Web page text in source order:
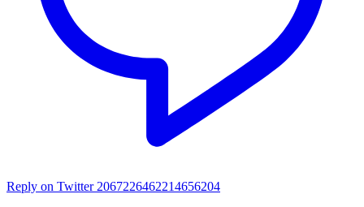
Reply on Twitter 2067226462214656204